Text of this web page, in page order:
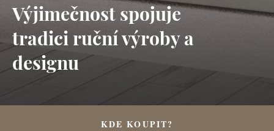
Výjimečnost spojuje
tradici ruční výroby a
designu
KDE KOUPIT?